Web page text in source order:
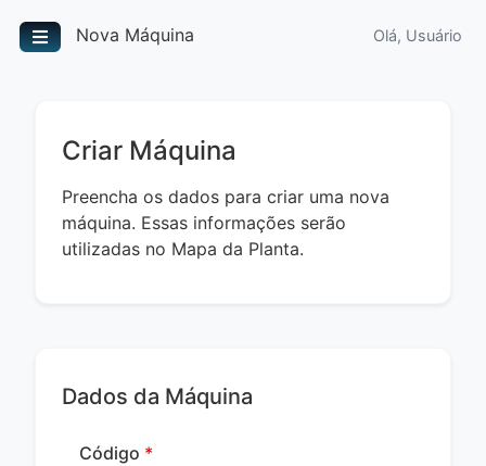
Nova Máquina Olá, Usuário
Criar Máquina
Preencha os dados para criar uma nova
máquina. Essas informações serão
utilizadas no Mapa da Planta.
Dados da Máquina
Código *